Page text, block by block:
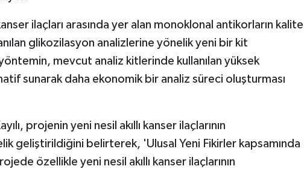
ilaçları arasında yer alan monoklonal antikorların kalite
glikozilasyon analizlerine yönelik yeni bir kit
mevcut analiz kitlerinde kullanılan yüksek
sunarak daha ekonomik bir analiz süreci oluşturması
projenin yeni nesil akıllı kanser ilaçlarının
geliştirildiğini belirterek, 'Ulusal Yeni Fikirler kapsamında
özellikle yeni nesil akıllı kanser ilaçlarının